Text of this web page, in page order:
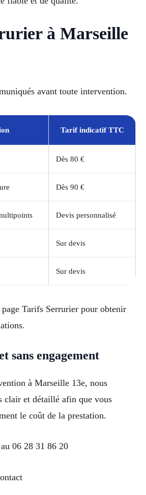
à Marseille
avant toute intervention.
Tarif indicatif TTC
Dès 80 €
Dès 90 €
Devis personnalisé
Sur devis
Sur devis
Tarifs Serrurier pour obtenir
sans engagement
à Marseille 13e, nous
clair et détaillé afin que vous
le coût de la prestation.
06 28 31 86 20